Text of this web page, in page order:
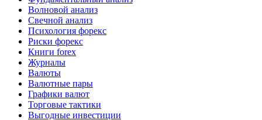
Волновой анализ
Свечной анализ
Психология форекс
Риски форекс
Книги forex
Журналы
Валюты
Валютные пары
Графики валют
Торговые тактики
Выгодные инвестиции